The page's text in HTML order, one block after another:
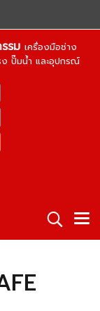
รม เครื่องมือช่าง
ง ปั๊มน้ำ และอุปกรณ์